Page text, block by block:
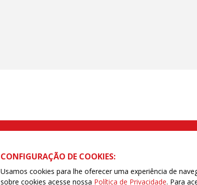
Rua Caetano Pinto nº 575 CEP 03041-000 Brás, São Paulo/
CONFIGURAÇÃO DE COOKIES:
Usamos cookies para lhe oferecer uma experiência de
sobre cookies acesse nossa Política de Privacidade. Para